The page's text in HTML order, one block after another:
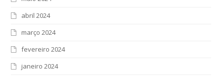
abril 2024
março 2024
fevereiro 2024
janeiro 2024